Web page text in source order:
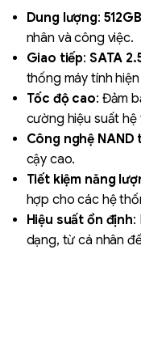
Dung lượng: 512GB
nhân và công việc.
Giao tiếp: SATA
thống máy tính
Tốc độ cao: Đảm
cường hiệu suất hệ
Công nghệ NAND
cậy cao.
Tiết kiệm năng
hợp cho các hệ
Hiệu suất ổn định:
dạng, từ cá nhân
Liên hệ
SK hynix - DRAM
- GDDR - GDDR6